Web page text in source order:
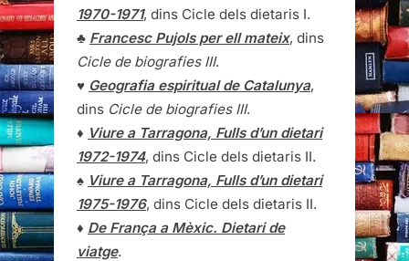
1970-1971, dins Cicle dels dietaris I.
♣ Francesc Pujols per ell mateix, dins
Cicle de biografies III.
♥ Geografia espiritual de Catalunya,
dins Cicle de biografies III.
♦ Viure a Tarragona, Fulls d’un dietari
1972-1974, dins Cicle dels dietaris II.
♠ Viure a Tarragona, Fulls d’un dietari
1975-1976, dins Cicle dels dietaris II.
♦ De França a Mèxic. Dietari de
viatge.